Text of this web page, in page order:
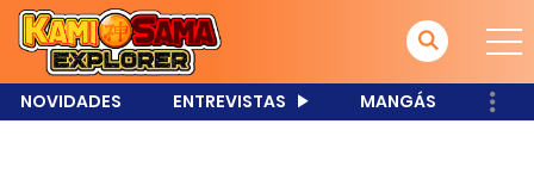
NOVIDADES ENTREVISTAS MANGÁS